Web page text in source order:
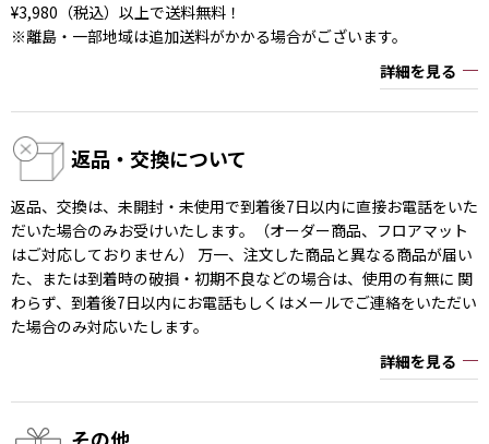
¥3,980（税込）以上で送料無料！
※離島・一部地域は追加送料がかかる場合がございます。
詳細を見る
返品・交換について
返品、交換は、未開封・未使用で到着後7日以内に直接お電話をいた
だいた場合のみお受けいたします。（オーダー商品、フロアマット
はご対応しておりません） 万一、注文した商品と異なる商品が届い
た、または到着時の破損・初期不良などの場合は、使用の有無に 関
わらず、到着後7日以内にお電話もしくはメールでご連絡をいただい
た場合のみ対応いたします。
詳細を見る
その他